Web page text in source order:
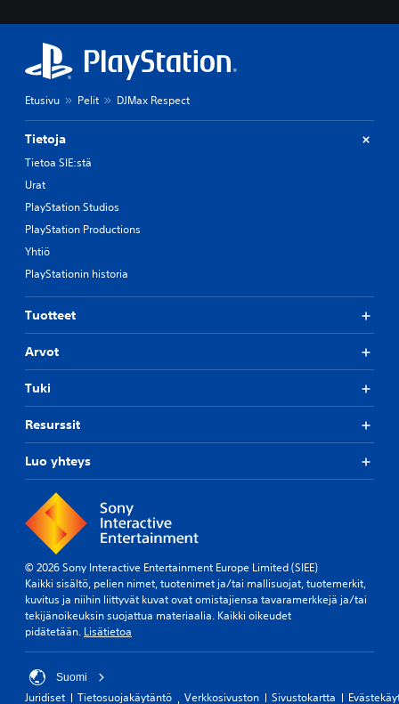
Etusivu Pelit DJMax Respect
Tietoja
Tietoa SIE:stä
Urat
PlayStation Studios
PlayStation Productions
Yhtiö
PlayStationin historia
Tuotteet
Arvot
Tuki
Resurssit
Luo yhteys
© 2026 Sony Interactive Entertainment Europe Limited (SIEE)
Kaikki sisältö, pelien nimet, tuotenimet ja/tai mallisuojat, tuotemerkit,
kuvitus ja niihin liittyvät kuvat ovat omistajiensa tavaramerkkejä ja/tai
tekijänoikeuksin suojattua materiaalia. Kaikki oikeudet
pidätetään. Lisätietoa
Suomi
Juridiset Tietosuojakäytäntö Verkkosivuston Sivustokartta